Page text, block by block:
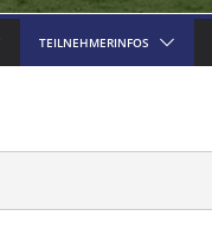
TEILNEHMERINFOS